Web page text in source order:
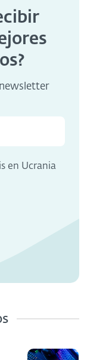
en Ucrania